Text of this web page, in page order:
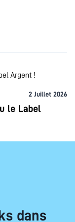
2 Juillet 2026
le Label
dans